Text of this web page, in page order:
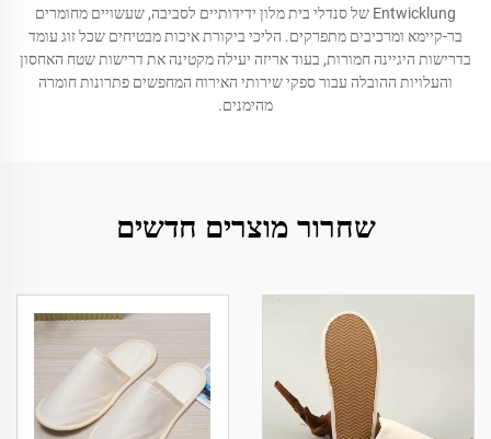
Entwicklung של סנדלי בית מלון ידידותיים לסביבה, שעשויים מחומרים
בר-קיימא ומרכיבים מתפרקים. הליכי ביקורת איכות מבטיחים שכל זוג עומד
בדרישות היגיינה חמורות, בעוד אריזה יעילה מקטינה את דרישות שטח האחסון
והעלויות ההובלה עבור ספקי שירותי האירוח המחפשים פתרונות חומרה
מהימנים.
שחרור מוצרים חדשים